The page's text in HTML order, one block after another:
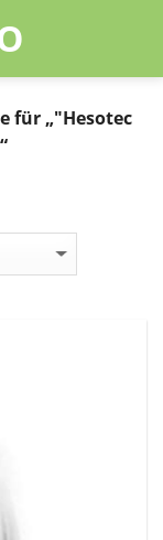
für „"Hesotec